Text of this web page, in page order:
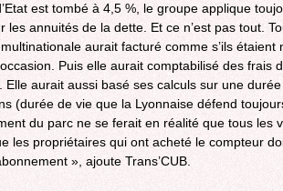
est tombé à 4,5 %, le groupe applique
les annuités de la dette. Et ce n’est pas tout.
aurait facturé comme s’ils étaient
Puis elle aurait comptabilisé des frais
Elle aurait aussi basé ses calculs sur une
(durée de vie que la Lyonnaise défend
du parc ne se ferait en réalité que tous les
les propriétaires qui ont acheté le compteur
», ajoute Trans’CUB.